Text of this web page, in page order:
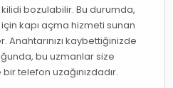
bozulabilir. Bu durumda,
kapı açma hizmeti sunan
Anahtarınızı kaybettiğinizde
bu uzmanlar size
telefon uzağınızdadır.